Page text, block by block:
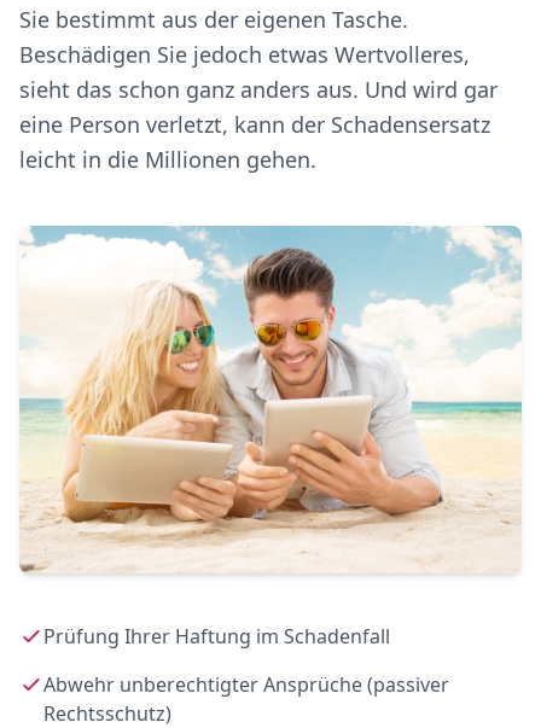
Sie bestimmt aus der eigenen Tasche.
Beschädigen Sie jedoch etwas Wertvolleres,
sieht das schon ganz anders aus. Und wird gar
eine Person verletzt, kann der Schadensersatz
leicht in die Millionen gehen.
Prüfung Ihrer Haftung im Schadenfall
Abwehr unberechtigter Ansprüche (passiver
Rechtsschutz)